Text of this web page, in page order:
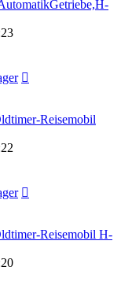
Reisemobil
Reisemobil H-